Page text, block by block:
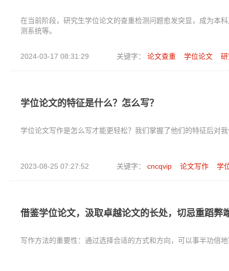
在当前阶段，研究生学位论文的查重检测问题愈发突显，成为本
测系统等。
2024-03-17 08:31:29 关键字： 论文查重 学位论文
学位论文的特征是什么？怎么写？
学位论文写作是怎么写才能更轻松？我们掌握了他们的特征后对
2023-08-25 07:27:52 关键字： cncqvip 论文写作 学
借鉴学位论文，汲取卓越论文的长处，切忌重蹈弊
写作方法的重要性：通过选择合适的方式和方向，可以事半功倍